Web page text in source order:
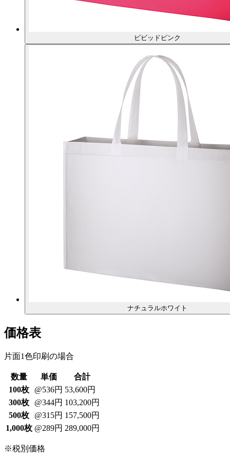
ビビッドピンク
ナチュラルホワイト
価格表
片面1色印刷の場合
数量 単価
合計
100枚
@536円 53,600円
300枚
@344円 103,200円
500枚
@315円 157,500円
1,000枚 @289円 289,000円
※税別価格